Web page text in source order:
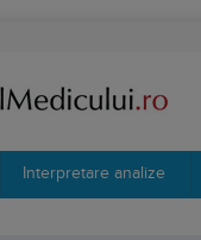
Interpretare analize